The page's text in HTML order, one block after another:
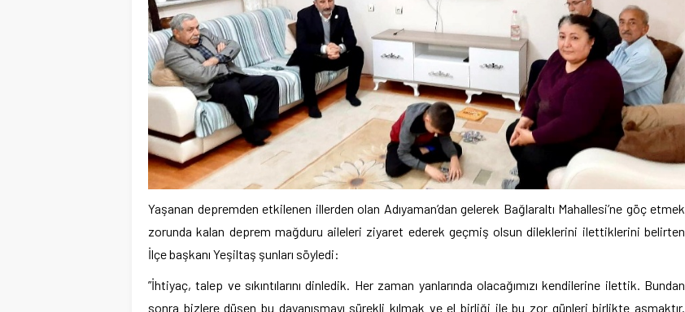
Yaşanan depremden etkilenen illerden olan Adıyaman’dan gelerek Bağlaraltı Mahallesi’ne göç etmek
zorunda kalan deprem mağduru aileleri ziyaret ederek geçmiş olsun dileklerini ilettiklerini belirten
İlçe başkanı Yeşiltaş şunları söyledi:
”İhtiyaç, talep ve sıkıntılarını dinledik. Her zaman yanlarında olacağımızı kendilerine ilettik. Bundan
sonra bizlere düşen bu dayanışmayı sürekli kılmak ve el birliği ile bu zor günleri birlikte aşmaktır.